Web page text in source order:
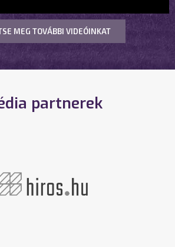
MEG TOVÁBBI VIDEÓINKAT
partnerek